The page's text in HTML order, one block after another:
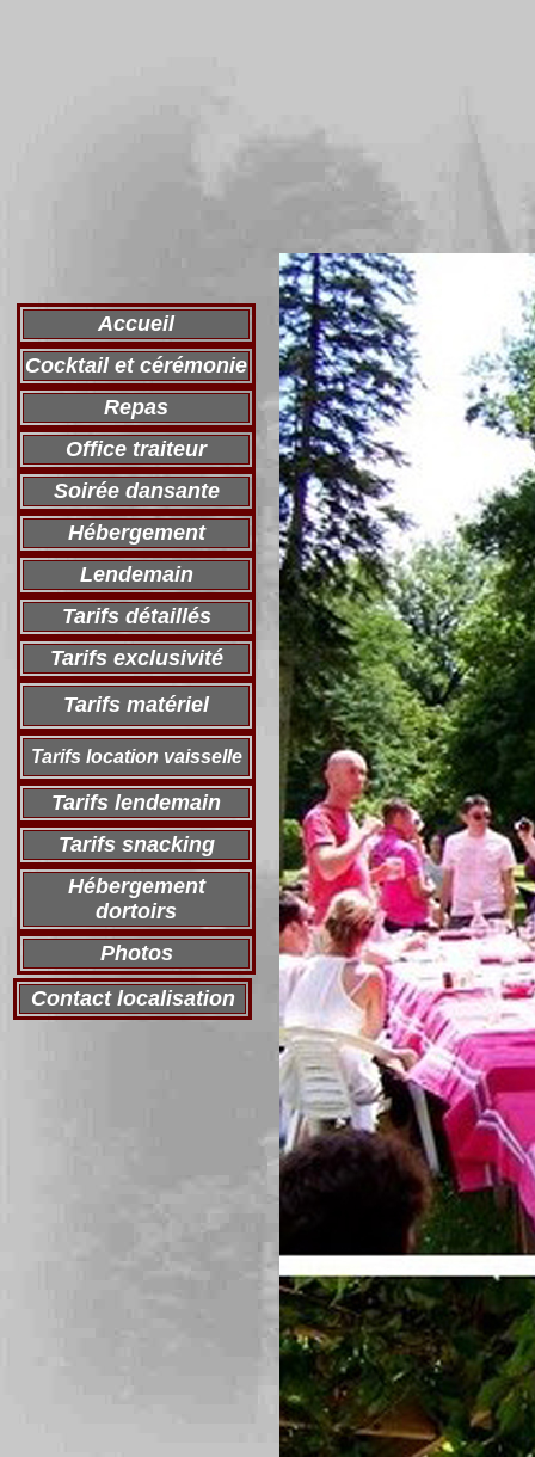
Accueil
Cocktail et cérémonie
Repas
Office traiteur
Soirée dansante
Hébergement
Lendemain
Tarifs détaillés
Tarifs exclusivité
Tarifs matériel
Tarifs location vaisselle
Tarifs lendemain
Tarifs snacking
Hébergement
dortoirs
Photos
Contact localisation